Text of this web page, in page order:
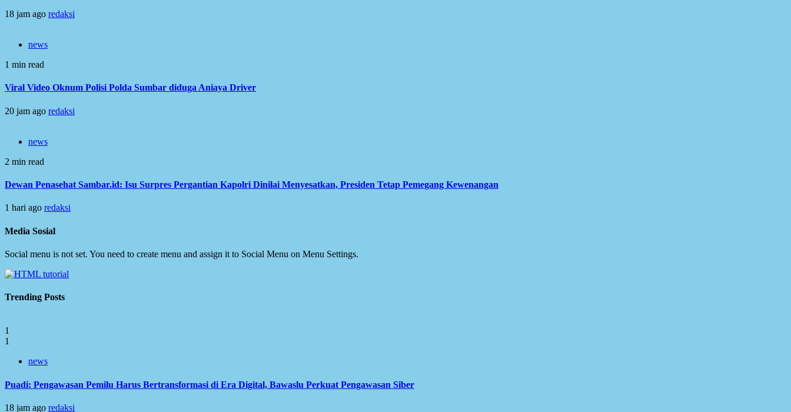
18 jam ago redaksi
news
1 min read
Viral Video Oknum Polisi Polda Sumbar diduga Aniaya Driver
20 jam ago redaksi
news
2 min read
Dewan Penasehat Sambar.id: Isu Surpres Pergantian Kapolri Dinilai Menyesatkan, Presiden Tetap Pemegang Kewenangan
1 hari ago redaksi
Media Sosial
Social menu is not set. You need to create menu and assign it to Social Menu on Menu Settings.
Trending Posts
1
1
news
Puadi: Pengawasan Pemilu Harus Bertransformasi di Era Digital, Bawaslu Perkuat Pengawasan Siber
18 jam ago redaksi